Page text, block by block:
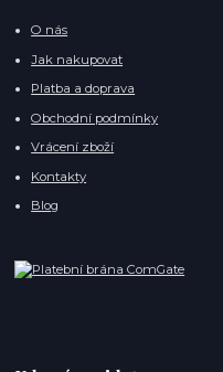
O nás
Jak nakupovat
Platba a doprava
Obchodní podmínky
Vrácení zboží
Kontakty
Blog